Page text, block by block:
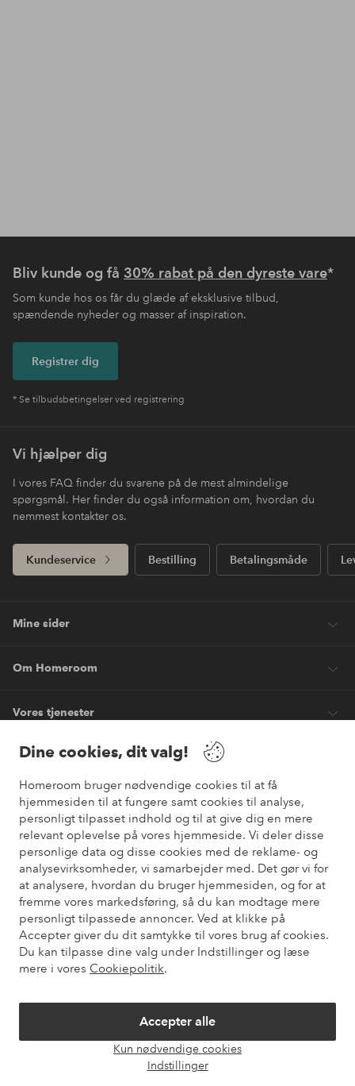
Dine cookies, dit valg!
Homeroom bruger nødvendige cookies til at få
hjemmesiden til at fungere samt cookies til analyse,
personligt tilpasset indhold og til at give dig en mere
relevant oplevelse på vores hjemmeside. Vi deler disse
personlige data og disse cookies med de reklame- og
analysevirksomheder, vi samarbejder med. Det gør vi for
at analysere, hvordan du bruger hjemmesiden, og for at
fremme vores markedsføring, så du kan modtage mere
personligt tilpassede annoncer. Ved at klikke på
Accepter giver du dit samtykke til vores brug af cookies.
Du kan tilpasse dine valg under Indstillinger og læse
mere i vores Cookiepolitik.
Accepter alle
Kun nødvendige cookies
Indstillinger
Bliv kunde og få 30% rabat på den dyreste vare*
Som kunde hos os får du glæde af eksklusive tilbud,
spændende nyheder og masser af inspiration.
Registrer dig
* Se tilbudsbetingelser ved registrering
Vi hjælper dig
I vores FAQ finder du svarene på de mest almindelige
spørgsmål. Her finder du også information om, hvordan du
nemmest kontakter os.
Kundeservice Bestilling Betalingsmåde
Mine sider
Om Homeroom
Vores tjenester
Vilkår
Venner
Sikre betalinger
Vil du vide mere om vores betalingsmuligheder ?
elpy